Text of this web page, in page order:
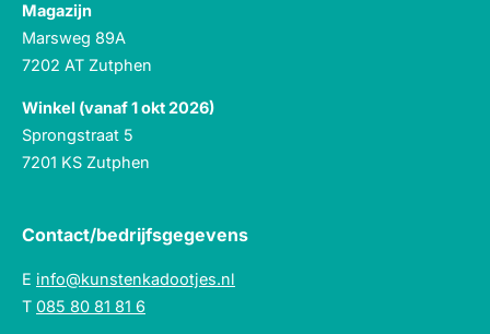
Magazijn
Marsweg 89A
7202 AT Zutphen
Winkel (vanaf 1 okt 2026)
Sprongstraat 5
7201 KS Zutphen
Contact/bedrijfsgegevens
E info@kunstenkadootjes.nl
T 085 80 81 81 6